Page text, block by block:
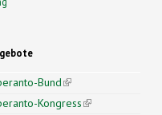
Bund(link is
external)
Kongress(link is